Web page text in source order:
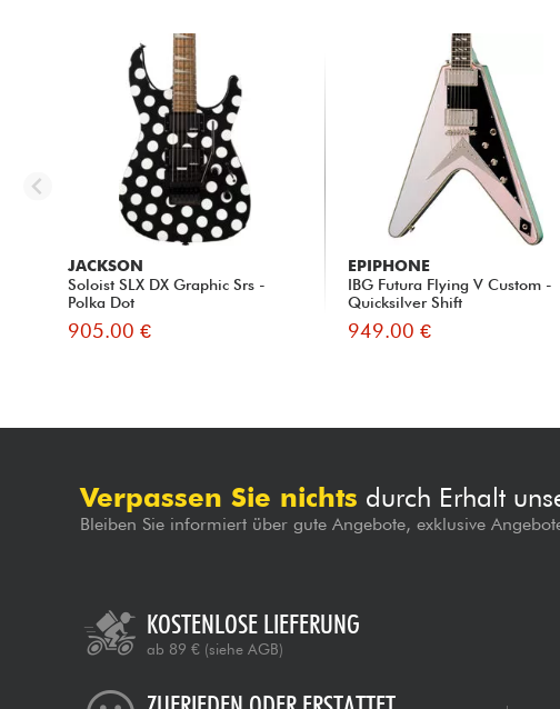
JACKSON
Soloist SLX DX Graphic Srs -
Polka Dot
905.00 €
EPIPHONE
IBG Futura Flying V Custom -
Quicksilver Shift
949.00 €
Verpassen Sie nichts durch Erhalt
Bleiben Sie informiert über gute Angebote, exklusive
KOSTENLOSE LIEFERUNG
ab 89 € (siehe AGB)